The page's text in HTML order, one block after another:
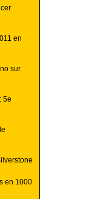
en
sur
5e
en 1000